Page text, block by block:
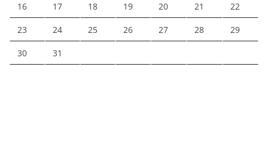
16 17 18 19 20 21 22
23 24 25 26 27 28 29
30 31